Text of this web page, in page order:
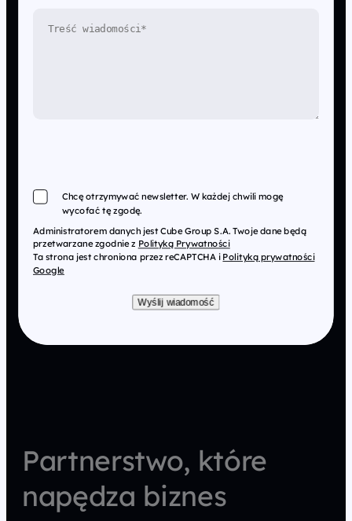
Chcę otrzymywać newsletter. W każdej chwili mogę
wycofać tę zgodę.
Administratorem danych jest Cube Group S.A. Twoje dane będą
przetwarzane zgodnie z Polityką Prywatności
Ta strona jest chroniona przez reCAPTCHA i Polityką prywatności
Google
Wyślij wiadomość
Partnerstwo, które
napędza biznes